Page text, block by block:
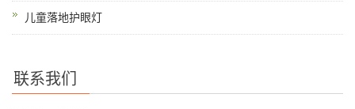
儿童落地护眼灯
联系我们